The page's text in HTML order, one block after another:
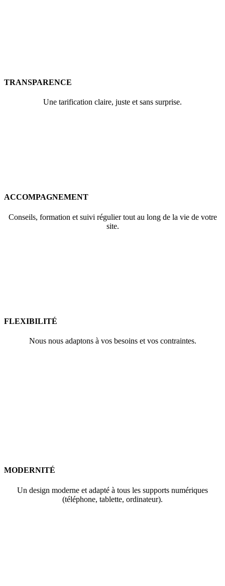
TRANSPARENCE
Une tarification claire, juste et sans surprise.
ACCOMPAGNEMENT
Conseils, formation et suivi régulier tout au long de la vie de votre
site.
FLEXIBILITÉ
Nous nous adaptons à vos besoins et vos contraintes.
MODERNITÉ
Un design moderne et adapté à tous les supports numériques
(téléphone, tablette, ordinateur).